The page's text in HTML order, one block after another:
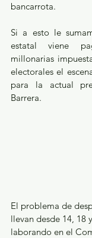
bancarrota.
Si a esto le
estatal viene
millonarias
electorales el
para la actual
Barrera.
El problema de
llevan desde 14, 18
laborando en el